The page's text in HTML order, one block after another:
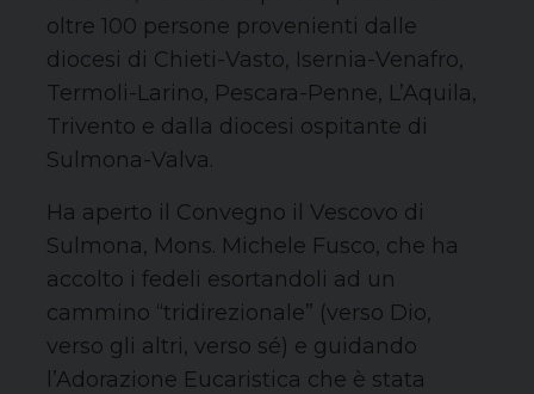
oltre 100 persone provenienti dalle
diocesi di Chieti-Vasto, Isernia-Venafro,
Termoli-Larino, Pescara-Penne, L’Aquila,
Trivento e dalla diocesi ospitante di
Sulmona-Valva.
Ha aperto il Convegno il Vescovo di
Sulmona, Mons. Michele Fusco, che ha
accolto i fedeli esortandoli ad un
cammino “tridirezionale” (verso Dio,
verso gli altri, verso sé) e guidando
l’Adorazione Eucaristica che è stata